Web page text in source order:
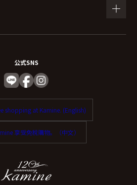
公式SNS
shopping at Kamine. (English)
享受免稅購物。（中文）